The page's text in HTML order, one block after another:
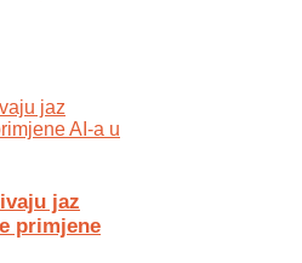
jaz
primjene